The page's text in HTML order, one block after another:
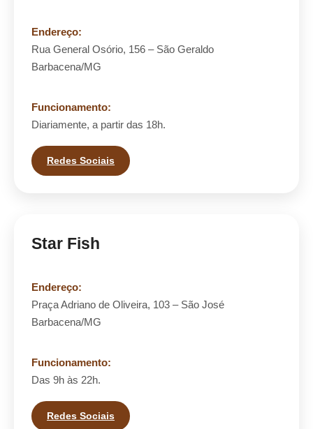
Endereço:
Rua General Osório, 156 – São Geraldo
Barbacena/MG
Funcionamento:
Diariamente, a partir das 18h.
Redes Sociais
Star Fish
Endereço:
Praça Adriano de Oliveira, 103 – São José
Barbacena/MG
Funcionamento:
Das 9h às 22h.
Redes Sociais